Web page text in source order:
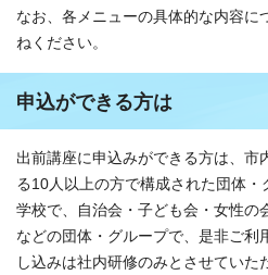
なお、各メニューの具体的な内容に
ねください。
申込ができる方は
出前講座に申込みができる方は、市
る10人以上の方で構成された団体・
学校で、自治会・子ども会・女性の
などの団体・グループで、是非ご利
し込みは社内研修のみとさせていた